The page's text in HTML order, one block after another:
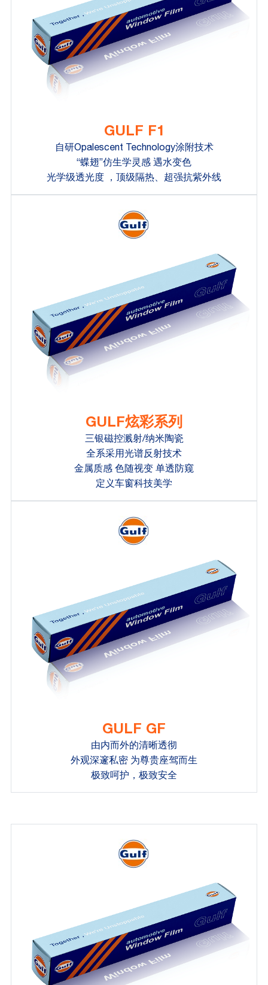
GULF F1
自研Opalescent Technology涂附技术
“蝶翅”仿生学灵感 遇水变色
光学级透光度 ，顶级隔热、超强抗紫外线
GULF炫彩系列
三银磁控溅射/纳米陶瓷
全系采用光谱反射技术
金属质感 色随视变 单透防窥
定义车窗科技美学
GULF GF
由内而外的清晰透彻
外观深邃私密 为尊贵座驾而生
极致呵护，极致安全